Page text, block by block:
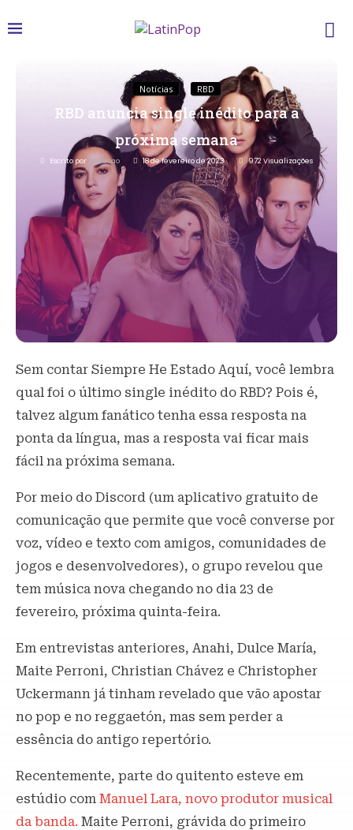
Notícias RBD
RBD anuncia single inédito para a
próxima semana
Escrito por Redacao 18 de fevereiro de 2023 972 Visualizações
Sem contar Siempre He Estado Aquí, você lembra
qual foi o último single inédito do RBD? Pois é,
talvez algum fanático tenha essa resposta na
ponta da língua, mas a resposta vai ficar mais
fácil na próxima semana.
Por meio do Discord (um aplicativo gratuito de
comunicação que permite que você converse por
voz, vídeo e texto com amigos, comunidades de
jogos e desenvolvedores), o grupo revelou que
tem música nova chegando no dia 23 de
fevereiro, próxima quinta-feira.
Em entrevistas anteriores, Anahi, Dulce María,
Maite Perroni, Christian Chávez e Christopher
Uckermann já tinham revelado que vão apostar
no pop e no reggaetón, mas sem perder a
essência do antigo repertório.
Recentemente, parte do quitento esteve em
estúdio com Manuel Lara, novo produtor musical
da banda. Maite Perroni, grávida do primeiro